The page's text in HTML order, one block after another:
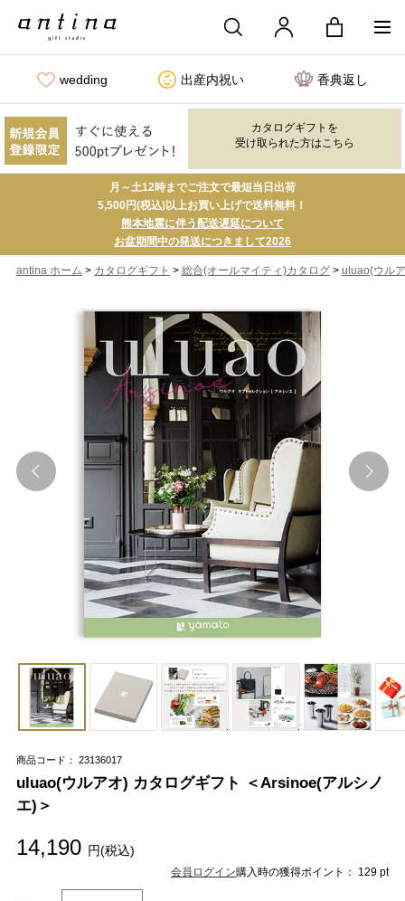
wedding 出産内祝い 香典返し
カタログギフトを
受け取られた方はこちら
月～土12時までご注文で最短当日出荷
5,500円(税込)以上お買い上げで送料無料！
熊本地震に伴う配送遅延について
お盆期間中の発送につきまして2026
antina ホーム > カタログギフト > 総合(オールマイティ)カタログ> uluao(ウル
商品コード： 23136017
uluao(ウルアオ) カタログギフト ＜Arsinoe(アルシノ
エ)＞
14,190 円(税込)
会員ログイン購入時の獲得ポイント： 129 pt